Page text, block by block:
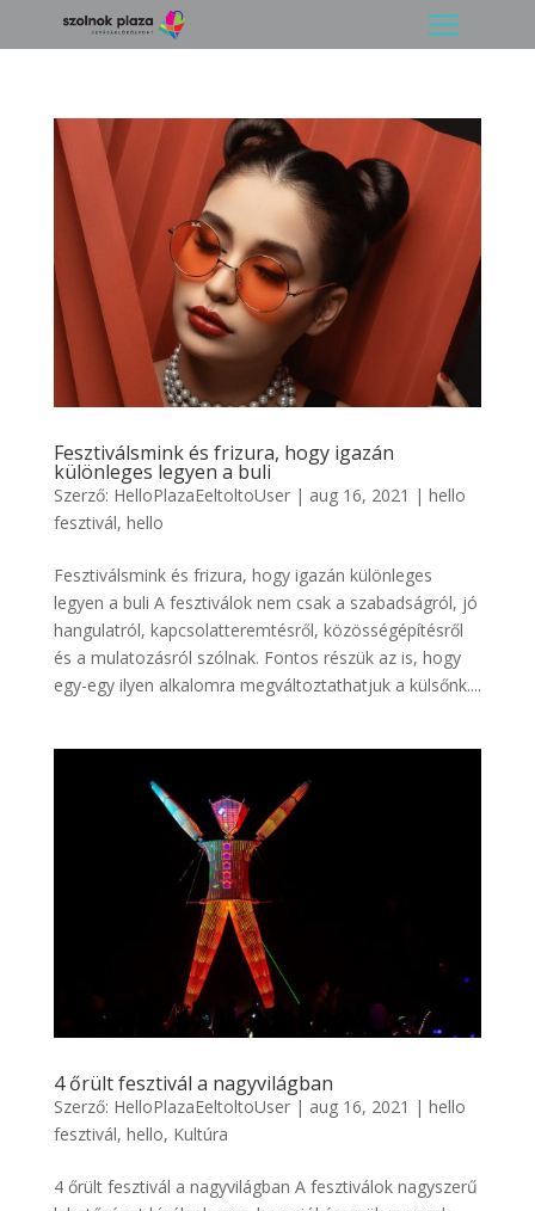
Fesztiválsmink és frizura, hogy igazán
különleges legyen a buli
Szerző: HelloPlazaEeltoltoUser| aug 16, 2021 | hello
fesztivál, hello
Fesztiválsmink és frizura, hogy igazán különleges
legyen a buli A fesztiválok nem csak a szabadságról, jó
hangulatról, kapcsolatteremtésről, közösségépítésről
és a mulatozásról szólnak. Fontos részük az is, hogy
egy-egy ilyen alkalomra megváltoztathatjuk a külsőnk....
4 őrült fesztivál a nagyvilágban
Szerző: HelloPlazaEeltoltoUser| aug 16, 2021 | hello
fesztivál, hello, Kultúra
4 őrült fesztivál a nagyvilágban A fesztiválok nagyszerű